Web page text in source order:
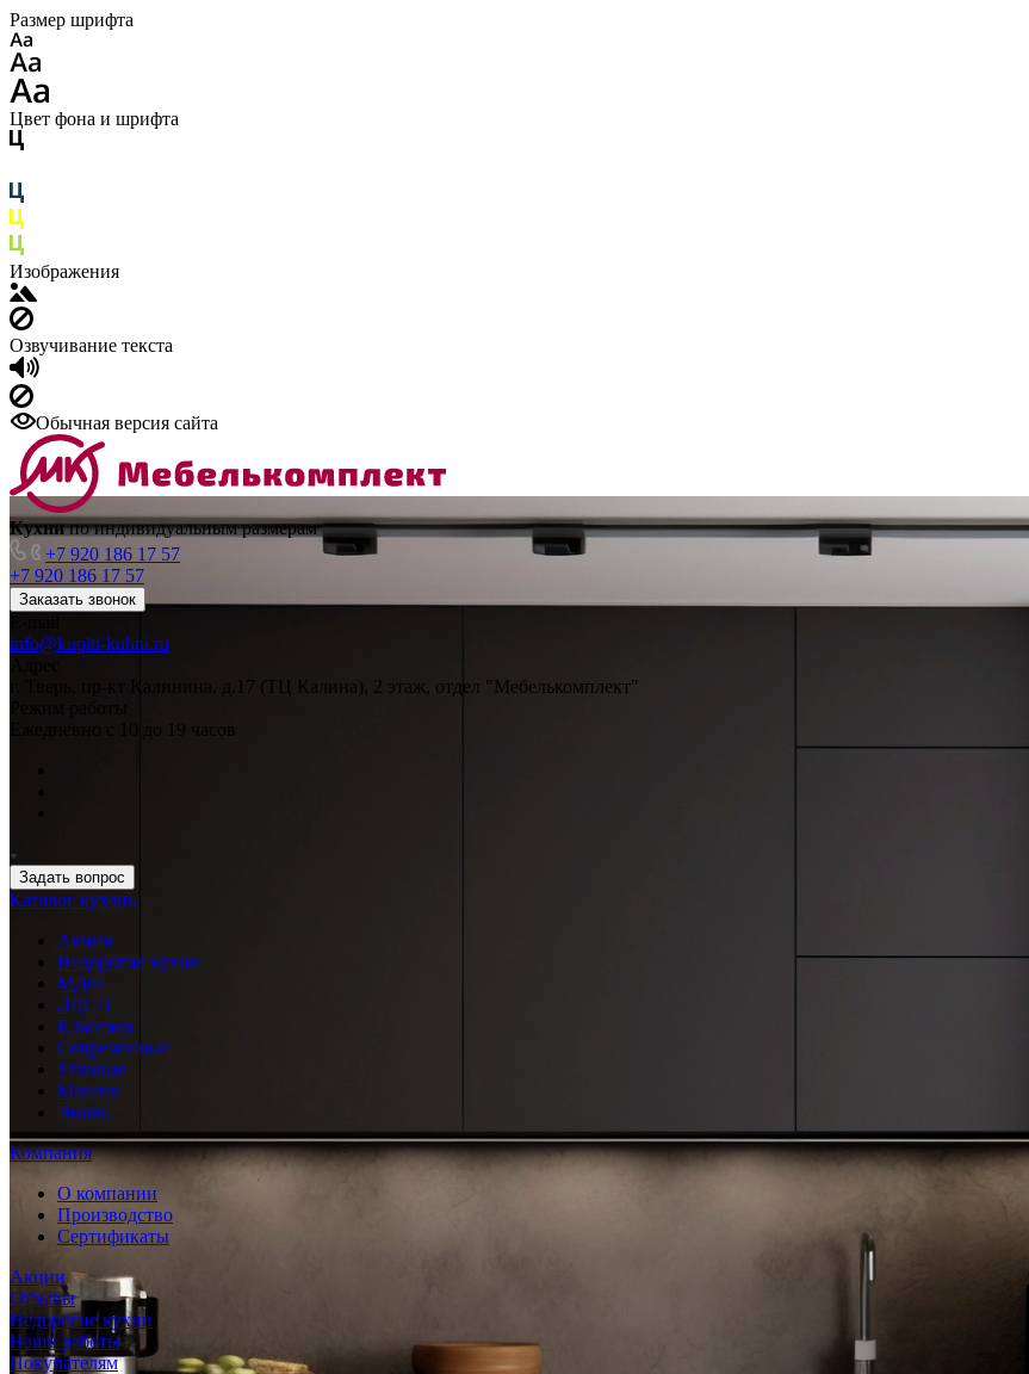
Размер шрифта
Цвет фона и шрифта
Изображения
Озвучивание текста
Обычная версия сайта
Кухнипо индивидуальным размерам
+7 920 186 17 57
+7 920 186 17 57
Заказать звонок
info@kupiti-kuhni.ru
г. Тверь, пр-кт Калинина, д.17 (ТЦ Калина), 2 этаж, отдел "Мебелькомплект"
Ежедневно с 10 до 19 часов
Задать вопрос
Каталог кухонь
Акции
Недорогие кухни
МДФ
ЛДСП
Классика
Современные
Угловые
Массив
Эмаль
Компания
О компании
Производство
Сертификаты
Акции
Отзывы
Недорогие кухни
Наши работы
Покупателям